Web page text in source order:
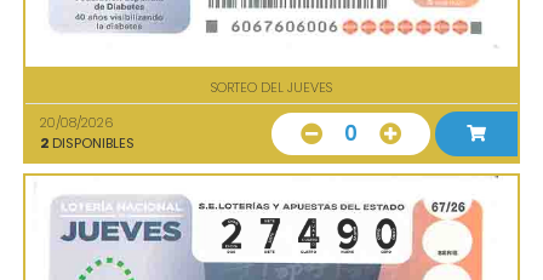
SORTEO DEL JUEVES
20/08/2026
2 DISPONIBLES 0